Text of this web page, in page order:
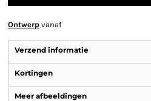
Ontwerp vanaf
Verzend informatie
Kortingen
Meer afbeeldingen